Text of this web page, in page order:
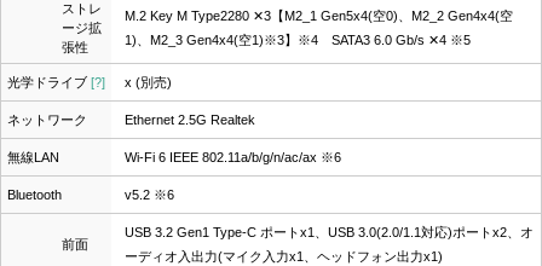
ストレ
ージ拡
張性
M.2 Key M Type2280 ✕3【M2_1 Gen5x4(空0)、M2_2 Gen4x4(空
1)、M2_3 Gen4x4(空1)※3】 ※4 SATA3 6.0 Gb/s ✕4 ※5
光学ドライブ [?] x (別売)
ネットワーク Ethernet 2.5G Realtek
無線LAN Wi-Fi 6 IEEE 802.11a/b/g/n/ac/ax ※6
Bluetooth v5.2 ※6
前面
USB 3.2 Gen1 Type-C ポートx1、USB 3.0(2.0/1.1対応)ポートx2、オ
ーディオ入出力(マイク入力x1、ヘッドフォン出力x1)